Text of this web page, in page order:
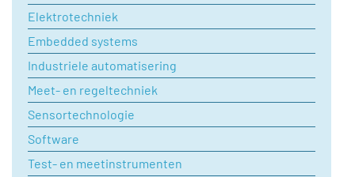
Telefoonnummer
E-mail
Onderwerp
Elektrotechniek
Embedded systems
Industriele automatisering
Meet- en regeltechniek
Sensortechnologie
Software
Test- en meetinstrumenten